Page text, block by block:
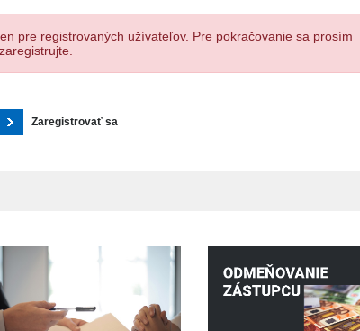
pre registrovaných užívateľov. Pre pokračovanie sa prosím
Zaregistrovať sa